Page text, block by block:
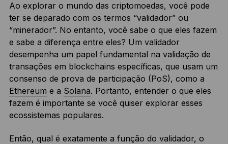
Ao explorar o mundo das criptomoedas, você pode
ter se deparado com os termos “validador” ou
“minerador”. No entanto, você sabe o que eles fazem
e sabe a diferença entre eles? Um validador
desempenha um papel fundamental na validação de
transações em blockchains específicas, que usam um
consenso de prova de participação (PoS), como a
Ethereum e a Solana. Portanto, entender o que eles
fazem é importante se você quiser explorar esses
ecossistemas populares.
Então, qual é exatamente a função do validador, o